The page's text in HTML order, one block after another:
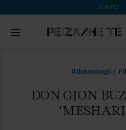
DHURO
Albanologji /
DON GJON